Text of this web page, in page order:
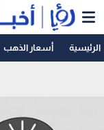
الرئيسية أسعار الذهب